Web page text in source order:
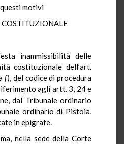
motivi
COSTITUZIONALE
inammissibilità delle
costituzionale dell’art.
f), del codice di procedura
agli artt. 3, 24 e
dal Tribunale ordinario
ordinario di Pistoia,
in epigrafe.
nella sede della Corte